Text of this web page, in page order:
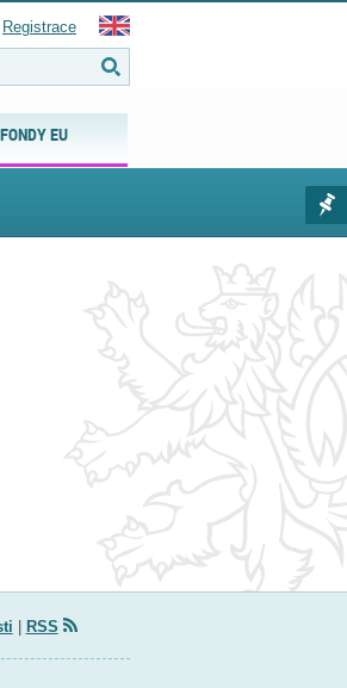
FONDY EU
Registrace
RSS